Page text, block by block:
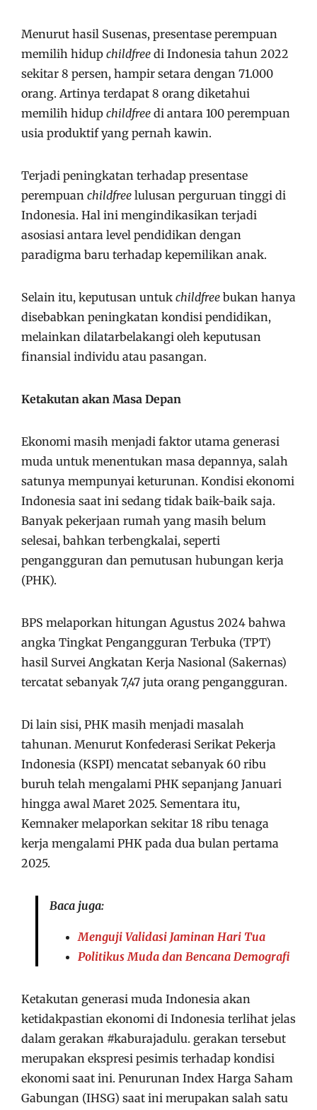
Menurut hasil Susenas, presentase perempuan
memilih hidup childfree di Indonesia tahun 2022
sekitar 8 persen, hampir setara dengan 71.000
orang. Artinya terdapat 8 orang diketahui
memilih hidup childfree di antara 100 perempuan
usia produktif yang pernah kawin.
Terjadi peningkatan terhadap presentase
perempuan childfree lulusan perguruan tinggi di
Indonesia. Hal ini mengindikasikan terjadi
asosiasi antara level pendidikan dengan
paradigma baru terhadap kepemilikan anak.
Selain itu, keputusan untuk childfree bukan hanya
disebabkan peningkatan kondisi pendidikan,
melainkan dilatarbelakangi oleh keputusan
finansial individu atau pasangan.
Ketakutan akan Masa Depan
Ekonomi masih menjadi faktor utama generasi
muda untuk menentukan masa depannya, salah
satunya mempunyai keturunan. Kondisi ekonomi
Indonesia saat ini sedang tidak baik-baik saja.
Banyak pekerjaan rumah yang masih belum
selesai, bahkan terbengkalai, seperti
pengangguran dan pemutusan hubungan kerja
(PHK).
BPS melaporkan hitungan Agustus 2024 bahwa
angka Tingkat Pengangguran Terbuka (TPT)
hasil Survei Angkatan Kerja Nasional (Sakernas)
tercatat sebanyak 7,47 juta orang pengangguran.
Di lain sisi, PHK masih menjadi masalah
tahunan. Menurut Konfederasi Serikat Pekerja
Indonesia (KSPI) mencatat sebanyak 60 ribu
buruh telah mengalami PHK sepanjang Januari
hingga awal Maret 2025. Sementara itu,
Kemnaker melaporkan sekitar 18 ribu tenaga
kerja mengalami PHK pada dua bulan pertama
2025.
Baca juga:
Menguji Validasi Jaminan Hari Tua
Politikus Muda dan Bencana Demografi
Ketakutan generasi muda Indonesia akan
ketidakpastian ekonomi di Indonesia terlihat jelas
dalam gerakan #kaburajadulu. gerakan tersebut
merupakan ekspresi pesimis terhadap kondisi
ekonomi saat ini. Penurunan Index Harga Saham
Gabungan (IHSG) saat ini merupakan salah satu